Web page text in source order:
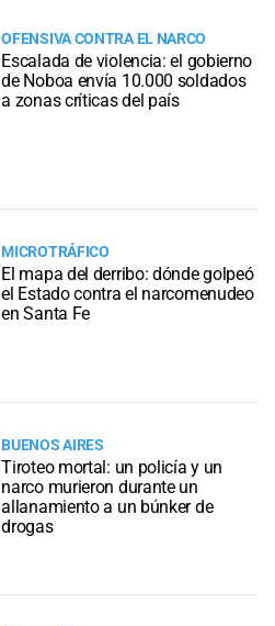
OFENSIVA CONTRA EL NARCO
Escalada de violencia: el gobierno
de Noboa envía 10.000 soldados
a zonas críticas del país
MICROTRÁFICO
El mapa del derribo: dónde golpeó
el Estado contra el narcomenudeo
en Santa Fe
BUENOS AIRES
Tiroteo mortal: un policía y un
narco murieron durante un
allanamiento a un búnker de
drogas